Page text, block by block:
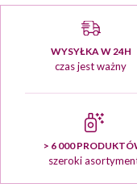
WYSYŁKA W 24H
czas jest ważny
> 6 000
szeroki